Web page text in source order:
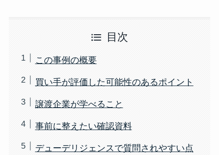
目次
この事例の概要
買い手が評価した可能性のあるポイント
譲渡企業が学べること
事前に整えたい確認資料
デューデリジェンスで質問されやすい点